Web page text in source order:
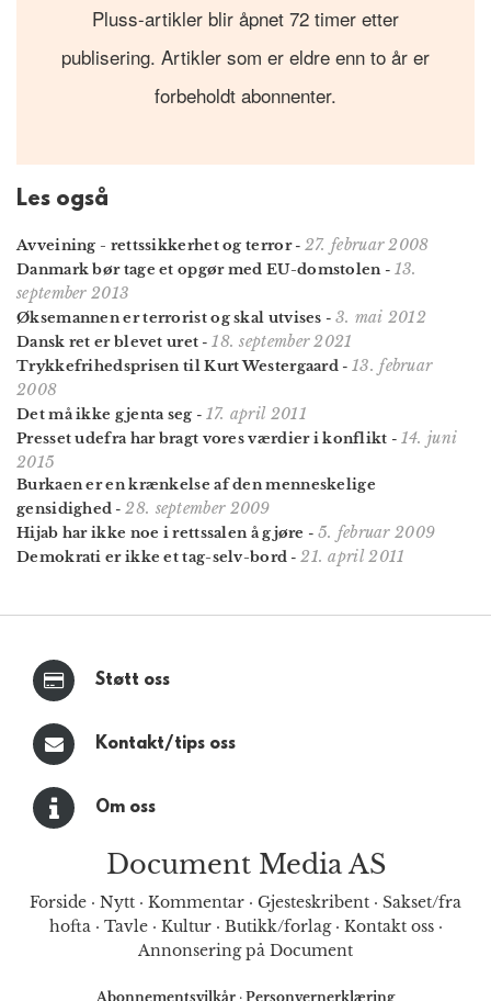
Pluss-artikler blir åpnet 72 timer etter
publisering. Artikler som er eldre enn to år er
forbeholdt abonnenter.
Les også
Avveining - rettssikkerhet og terror- 27. februar 2008
Danmark bør tage et opgør med EU-domstolen- 13.
september 2013
Øksemannen er terrorist og skal utvises - 3. mai 2012
Dansk ret er blevet uret -18. september 2021
Trykkefrihedsprisen til Kurt Westergaard - 13. februar
2008
Det må ikke gjenta seg - 17. april 2011
Presset udefra har bragt vores værdier i konflikt - 14. juni
2015
Burkaen er en krænkelse af den menneskelige
gensidighed -28. september 2009
Hijab har ikke noe i rettssalen å gjøre - 5. februar 2009
Demokrati er ikke et tag-selv-bord -21. april 2011
Støtt oss
Kontakt/tips oss
Om oss
Document Media AS
Forside · Nytt · Kommentar · Gjesteskribent · Sakset/fra
hofta· Tavle· Kultur· Butikk/forlag· Kontakt oss·
Annonsering på Document
Abonnementsvilkår · Personvernerklæring